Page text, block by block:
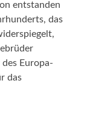
entstanden
das
Europa-
das